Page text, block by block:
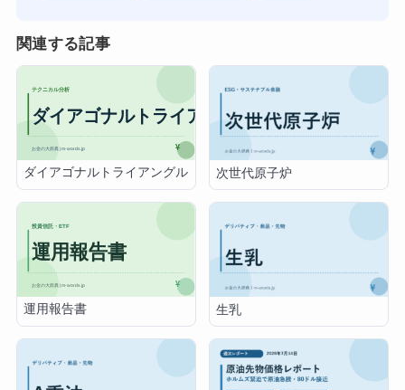
関連する記事
ダイアゴナルトライアングル 次世代原子炉
運用報告書 生乳